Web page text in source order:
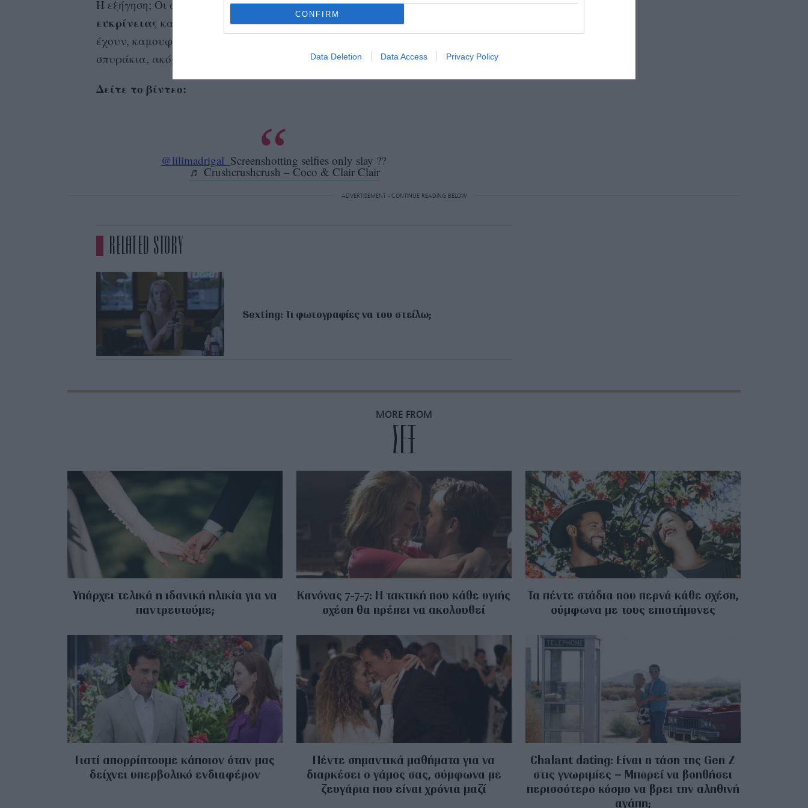
CONFIRM
Data Deletion Data Access Privacy Policy
Η εξήγηση; Οι φωτογραφίες που λαμβάνονται με screenshots είναιχαμηλότερης
ευκρίνειας και λειτουργούν κάπως σαν να έχουν φίλτρα, ακόμα και αν δεν
έχουν, καμουφλάροντας ό,τι εμείς θεωρούμε ως
σπυράκια, ακόμα και λεπτές ρυτίδες.
Δείτε το βίντεο:
@lilimadrigal_ Screenshotting selfies only slay ??
♬ Crushcrushcrush – Coco & Clair Clair
ADVERTISEMENT - CONTINUE READING BELOW
RELATED STORY
Sexting: Τι φωτογραφίες να του στείλω;
MORE FROM
ΣΕΞ
Υπάρχει τελικά η ιδανική ηλικία για να
παντρευτούμε;
Κανόνας 7-7-7: Η τακτική που κάθε υγιής
σχέση θα πρέπει να ακολουθεί
Τα πέντε στάδια που περνά κάθε σχέση,
σύμφωνα με τους επιστήμονες
Γιατί απορρίπτουμε κάποιον όταν μας
δείχνει υπερβολικό ενδιαφέρον
Πέντε σημαντικά μαθήματα για να
διαρκέσει ο γάμος σας, σύμφωνα με
ζευγάρια που είναι χρόνια μαζί
Chalant dating: Είναι η τάση της Gen Z
στις γνωριμίες – Μπορεί να βοηθήσει
περισσότερο κόσμο να βρει την αληθινή
αγάπη;